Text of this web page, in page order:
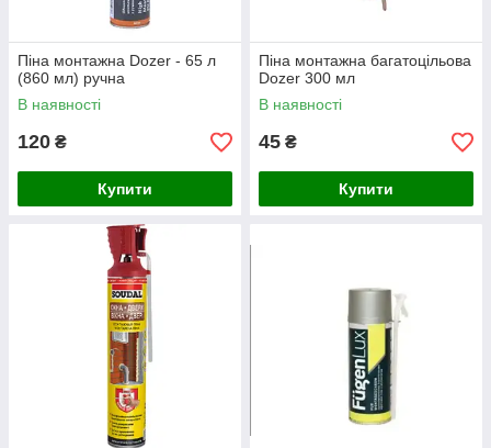
Піна монтажна Dozer - 65 л
(860 мл) ручна
В наявності
120 ₴
Купити
Піна монтажна багатоцільова
Dozer 300 мл
В наявності
45 ₴
Купити